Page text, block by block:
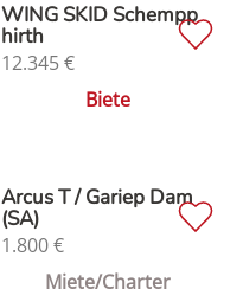
WING SKID Schempp
hirth
12.345€
Biete
Arcus T / Gariep Dam
(SA)
1.800€
Miete/Charter